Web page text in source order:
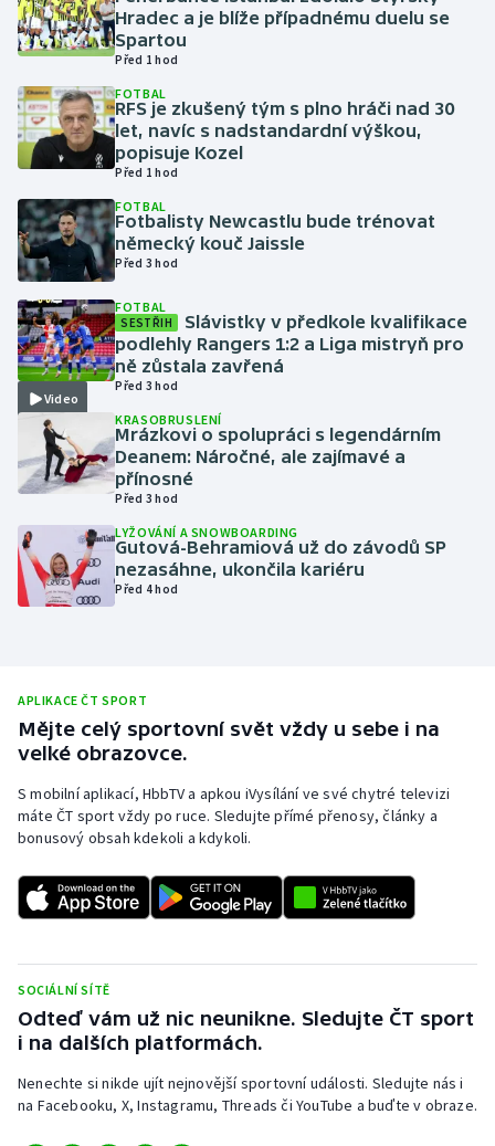
Házená
Jezdectví
Judo
Krasobruslení
Lezení
Lyže a snowboard
Moderní pětiboj
Motorsport
Olympijské hry
Parasport
Plavání
Ragby
Rychlobruslení
Rychlostní kanoistika
Short track
Sportovní střelba
Triatlon
Vodní slalom
Hradec a je blíže případnému duelu se
Spartou
Před 1 hod
FOTBAL
RFS je zkušený tým s plno hráči nad 30
let, navíc s nadstandardní výškou,
popisuje Kozel
Před 1 hod
FOTBAL
Fotbalisty Newcastlu bude trénovat
německý kouč Jaissle
Před 3 hod
Video
FOTBAL
SESTŘIH
Slávistky v předkole kvalifikace
podlehly Rangers 1:2 a Liga mistryň pro
ně zůstala zavřená
Před 3 hod
KRASOBRUSLENÍ
Mrázkovi o spolupráci s legendárním
Deanem: Náročné, ale zajímavé a
přínosné
Před 3 hod
LYŽOVÁNÍ A SNOWBOARDING
Gutová-Behramiová už do závodů SP
nezasáhne, ukončila kariéru
Před 4 hod
APLIKACE ČT SPORT
Mějte celý sportovní svět vždy u sebe i na
velké obrazovce.
S mobilní aplikací, HbbTV a apkou iVysílání ve své chytré televizi
máte ČT sport vždy po ruce. Sledujte přímé přenosy, články a
bonusový obsah kdekoli a kdykoli.
SOCIÁLNÍ SÍTĚ
Odteď vám už nic neunikne. Sledujte ČT sport
i na dalších platformách.
Nenechte si nikde ujít nejnovější sportovní události. Sledujte nás i
na Facebooku, X, Instagramu, Threads či YouTube a buďte v obraze.